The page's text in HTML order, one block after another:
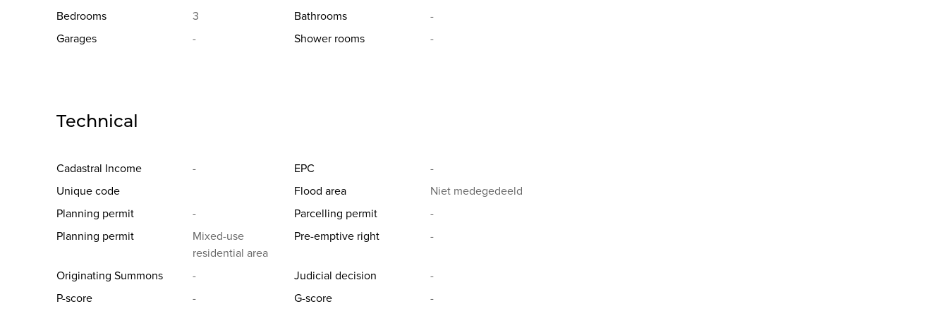
Bedrooms
3 Bathrooms
-
Garages
- Shower rooms -
Technical
Cadastral Income - EPC
-
Unique code
Flood area
Niet medegedeeld
Planning permit
- Parcelling permit
-
Planning permit
Mixed-use
residential area
Pre-emptive right -
Originating Summons - Judicial decision
-
P-score
- G-score
-